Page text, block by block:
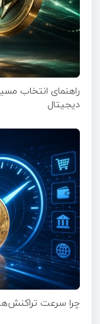
راهنمای انتخاب
دیجیتال
چرا سرعت